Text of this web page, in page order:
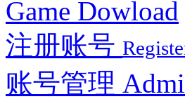
Game Dowload
注册账号
账号管理